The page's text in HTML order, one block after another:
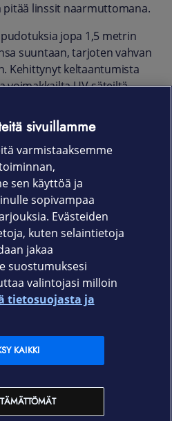
pitää linssit naarmuttomana.
jopa 1,5 metrin
suuntaan, tarjoten vahvan
Kehittynyt keltaantumista
voimakkailta UV-säteiltä
Kaiken kaikkiaan
sivuillamme
varmistaaksemme
sen käyttöä ja
sopivampaa
Evästeiden
kuten selaintietoja
jakaa
suostumuksesi
valintojasi milloin
tietosuojasta ja
KAIKKI